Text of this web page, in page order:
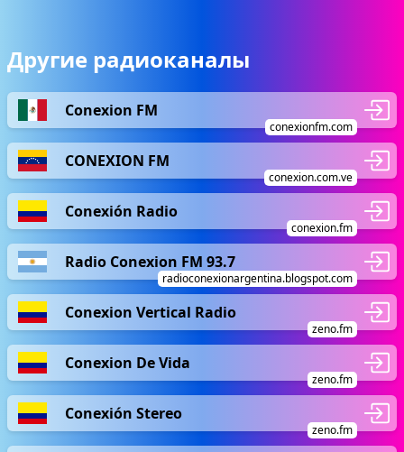
Другие радиоканалы
Conexion FM
conexionfm.com
CONEXION FM
conexion.com.ve
Conexión Radio
conexion.fm
Radio Conexion FM 93.7
radioconexionargentina.blogspot.com
Conexion Vertical Radio
zeno.fm
Conexion De Vida
zeno.fm
Conexión Stereo
zeno.fm